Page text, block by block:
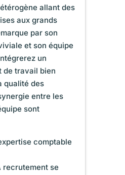
allant des
aux grands
par son
et son équipe
un
de travail bien
qualité des
entre les
sont
comptable
recrutement se